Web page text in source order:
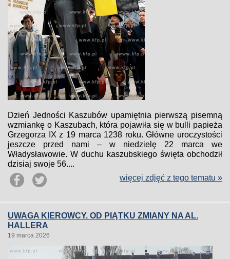
Dzień Jedności Kaszubów upamiętnia pierwszą pisemną
wzmiankę o Kaszubach, która pojawiła się w bulli papieża
Grzegorza IX z 19 marca 1238 roku. Główne uroczystości
jeszcze przed nami – w niedzielę 22 marca we
Władysławowie. W duchu kaszubskiego święta obchodził
dzisiaj swoje 56....
więcej zdjęć z tego tematu »
UWAGA KIEROWCY. OD PIĄTKU ZMIANY NA AL.
HALLERA
19 marca 2026